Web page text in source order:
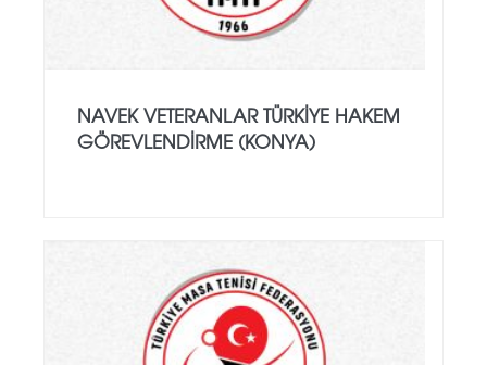
NAVEK VETERANLAR TÜRKIYE HAKEM
GÖREVLENDIRME (KONYA)